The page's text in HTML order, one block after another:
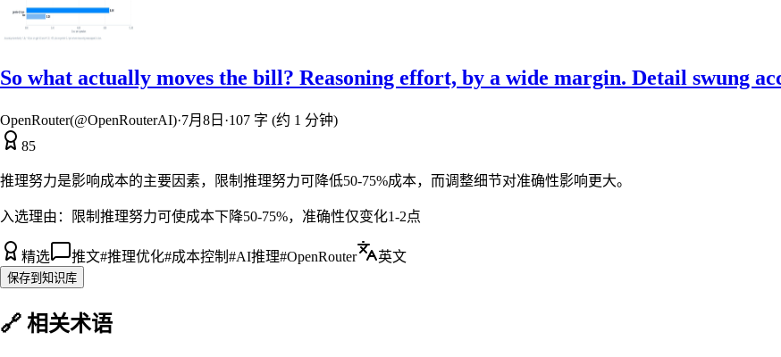
So what actually moves the bill? Reasoning effort, by a wide margin. Detail swung
OpenRouter(@OpenRouterAI)·7月8日 ·107 字 (约 1 分钟)
85
推理努力是影响成本的主要因素，限制推理努力可降低50-75%成本，而调整细节对准确性影响更大。
入选理由： 限制推理努力可使成本下降50-75%，准确性仅变化1-2点
精选 推文#推理优化#成本控制 #AI推理#OpenRouter 英文
保存到知识库
🔗 相关术语